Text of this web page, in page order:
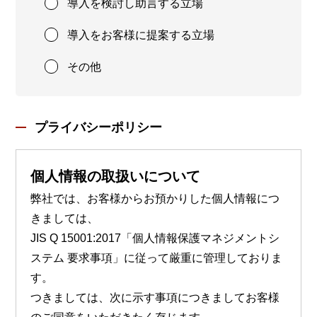
導入を検討し助言する立場
導入をお客様に提案する立場
その他
プライバシーポリシー
個人情報の取扱いについて
弊社では、お客様からお預かりした個人情報につ
きましては、
JIS Q 15001:2017「個人情報保護マネジメントシ
ステム 要求事項」に従って厳重に管理しておりま
す。
つきましては、次に示す事項につきましてお客様